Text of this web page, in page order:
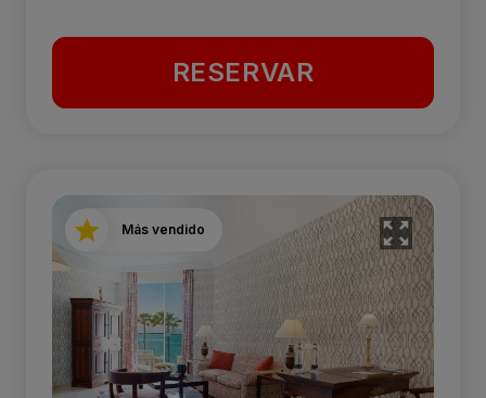
RESERVAR
Más vendido